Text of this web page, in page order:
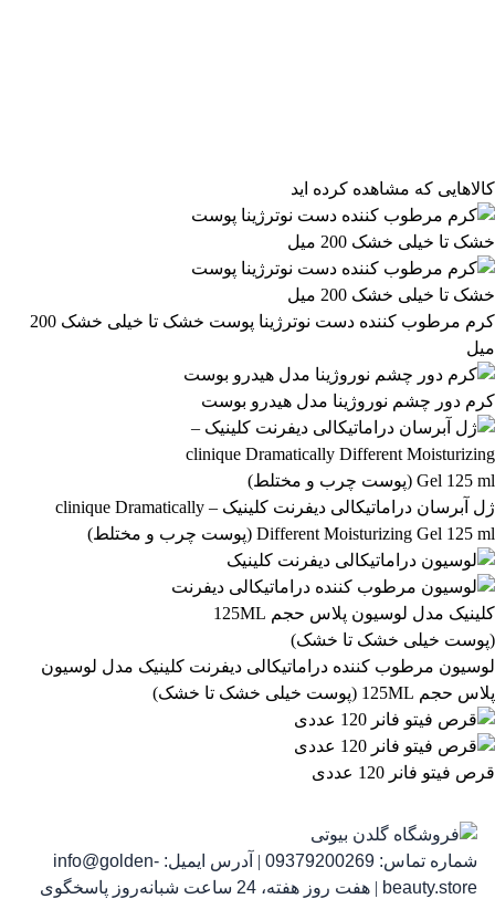
تومان
1,507,899 تومان
1,507,900 تومان
اعمال فیلتر قیمت
وضعیت کالا
نمایش کالاهای موجود
فیلتر بر اساس برند:
SHEGLAM 45
فیلتر بر اساس دسته بندی:
آرایشی و بهداشتی 558 بهداشتی و پوستی
رژ لب مدادی لچیک
مرتب‌سازی محصولات
مرتب‌سازی:
پیش‌فرض محبوب‌ترین بالاترین امتیاز
گران‌ترین موجودها اول
کالاهایی که مشاهده کرده اید
کرم مرطوب کننده دست نوترژینا پوست خشک تا خیلی خشک 200
میل
کرم دور چشم نوروژینا مدل هیدرو بوست
ژل آبرسان دراماتیکالی دیفرنت کلینیک – clinique Dramatically
Different Moisturizing Gel 125 ml (پوست چرب و مختلط)
لوسیون مرطوب کننده دراماتیکالی دیفرنت کلینیک مدل لوسیون
پلاس حجم 125ML (پوست خیلی خشک تا خشک)
قرص فیتو فانر 120 عددی
شماره تماس: 09379200269
| آدرس ایمیل: info@golden-
beauty.store
|
هفت روز هفته، 24 ساعت شبانه‌روز پاسخگوی